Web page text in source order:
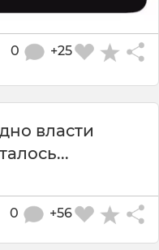
+25
0
власти
+56
0